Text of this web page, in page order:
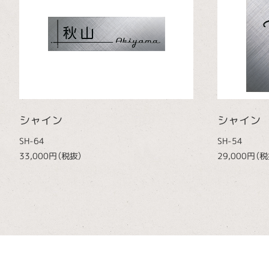
シャイン
SH-64
33,000円（税抜）
シャイン
SH-54
29,000円（税